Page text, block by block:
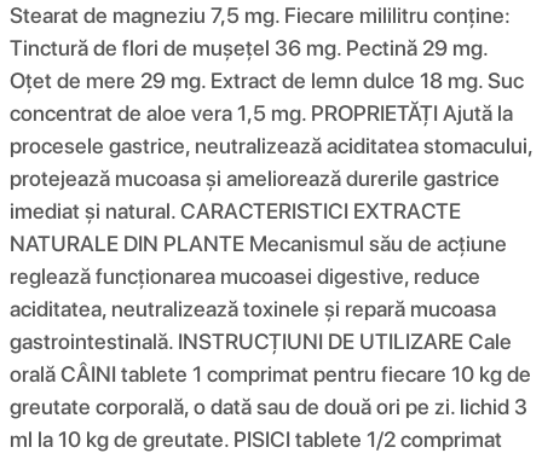
Stearat de magneziu 7,5 mg. Fiecare mililitru conține:
Tinctură de flori de mușețel 36 mg. Pectină 29 mg.
Oțet de mere 29 mg. Extract de lemn dulce 18 mg. Suc
concentrat de aloe vera 1,5 mg. PROPRIETĂȚI Ajută la
procesele gastrice, neutralizează aciditatea stomacului,
protejează mucoasa și ameliorează durerile gastrice
imediat și natural. CARACTERISTICI EXTRACTE
NATURALE DIN PLANTE Mecanismul său de acțiune
reglează funcționarea mucoasei digestive, reduce
aciditatea, neutralizează toxinele și repară mucoasa
gastrointestinală. INSTRUCȚIUNI DE UTILIZARE Cale
orală CÂINI tablete 1 comprimat pentru fiecare 10 kg de
greutate corporală, o dată sau de două ori pe zi. lichid 3
ml la 10 kg de greutate. PISICI tablete 1/2 comprimat